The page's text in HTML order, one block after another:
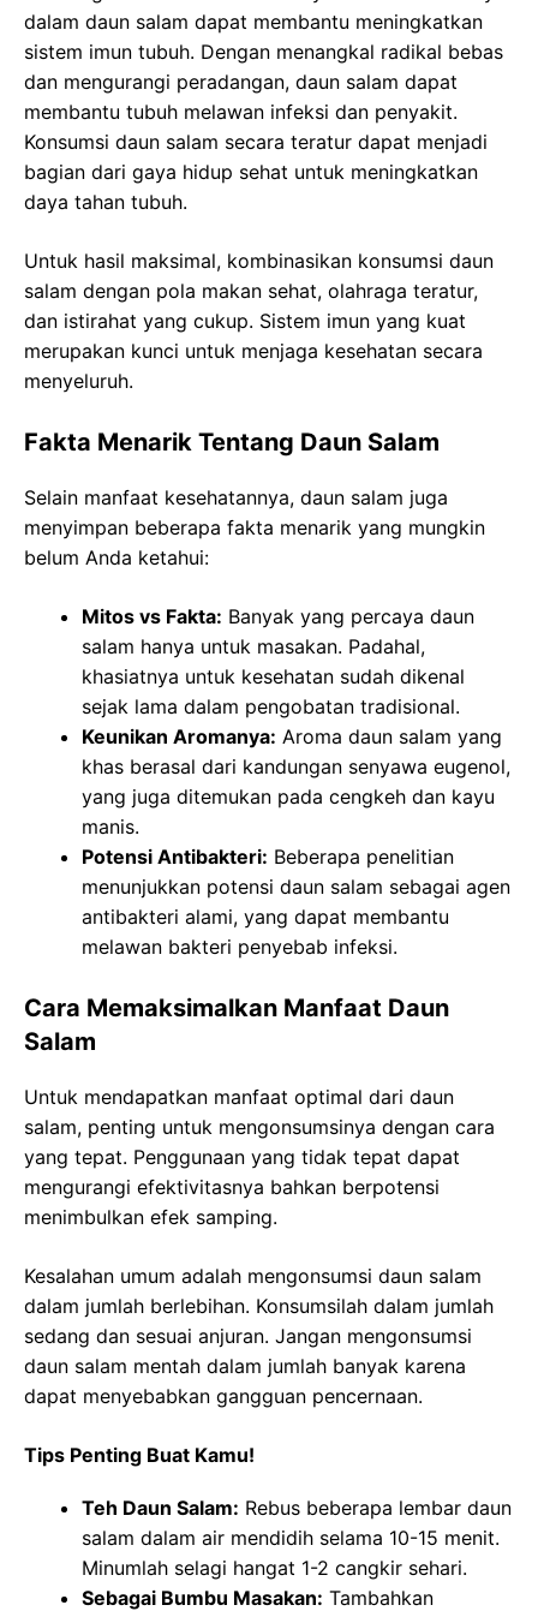
dalam daun salam dapat membantu meningkatkan
sistem imun tubuh. Dengan menangkal radikal bebas
dan mengurangi peradangan, daun salam dapat
membantu tubuh melawan infeksi dan penyakit.
Konsumsi daun salam secara teratur dapat menjadi
bagian dari gaya hidup sehat untuk meningkatkan
daya tahan tubuh.
Untuk hasil maksimal, kombinasikan konsumsi daun
salam dengan pola makan sehat, olahraga teratur,
dan istirahat yang cukup. Sistem imun yang kuat
merupakan kunci untuk menjaga kesehatan secara
menyeluruh.
Fakta Menarik Tentang Daun Salam
Selain manfaat kesehatannya, daun salam juga
menyimpan beberapa fakta menarik yang mungkin
belum Anda ketahui:
Mitos vs Fakta: Banyak yang percaya daun
salam hanya untuk masakan. Padahal,
khasiatnya untuk kesehatan sudah dikenal
sejak lama dalam pengobatan tradisional.
Keunikan Aromanya: Aroma daun salam yang
khas berasal dari kandungan senyawa eugenol,
yang juga ditemukan pada cengkeh dan kayu
manis.
Potensi Antibakteri: Beberapa penelitian
menunjukkan potensi daun salam sebagai agen
antibakteri alami, yang dapat membantu
melawan bakteri penyebab infeksi.
Cara Memaksimalkan Manfaat Daun
Salam
Untuk mendapatkan manfaat optimal dari daun
salam, penting untuk mengonsumsinya dengan cara
yang tepat. Penggunaan yang tidak tepat dapat
mengurangi efektivitasnya bahkan berpotensi
menimbulkan efek samping.
Kesalahan umum adalah mengonsumsi daun salam
dalam jumlah berlebihan. Konsumsilah dalam jumlah
sedang dan sesuai anjuran. Jangan mengonsumsi
daun salam mentah dalam jumlah banyak karena
dapat menyebabkan gangguan pencernaan.
Tips Penting Buat Kamu!
Teh Daun Salam: Rebus beberapa lembar daun
salam dalam air mendidih selama 10-15 menit.
Minumlah selagi hangat 1-2 cangkir sehari.
Sebagai Bumbu Masakan: Tambahkan